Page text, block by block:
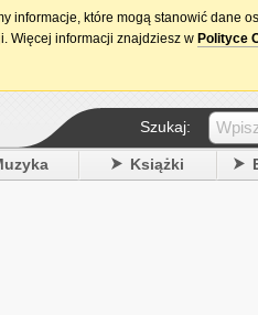
15. urodziny DataPremiery.pl
Szukaj:
Książki
które mogą stanowić dane
Więcej informacji znajdziesz w Polityce